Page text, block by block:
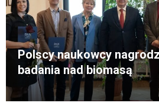
Polscy naukowcy
badania nad biomasą